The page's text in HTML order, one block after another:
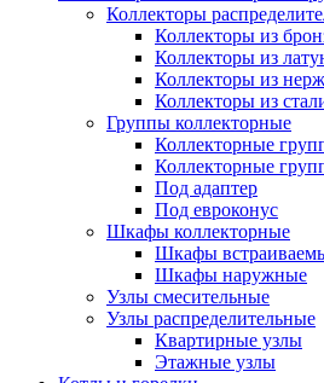
Коллекторы
Коллекторы из
Коллекторы из
Коллекторы из
Коллекторы из
Группы коллекторные
Коллекторные
Коллекторные
Под адаптер
Под евроконус
Шкафы коллекторные
Шкафы
Шкафы наружные
Узлы смесительные
Узлы распределительные
Квартирные узлы
Этажные узлы